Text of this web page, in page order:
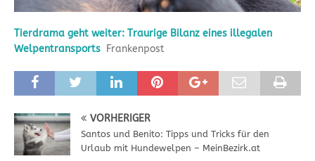
Tierdrama geht weiter: Traurige Bilanz eines illegalen
Welpentransports Frankenpost
VORHERIGER
Santos und Benito: Tipps und Tricks für den
Urlaub mit Hundewelpen – MeinBezirk.at